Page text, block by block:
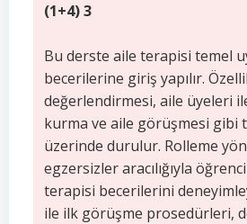
(1+4) 3
Bu derste aile terapisi temel
becerilerine giriş yapılır.
değerlendirmesi, aile üyeleri
kurma ve aile görüşmesi gibi
üzerinde durulur. Rolleme
egzersizler aracılığıyla
terapisi becerilerini
ile ilk görüşme prosedürleri,